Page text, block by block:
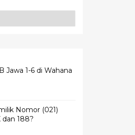
Jawa 1-6 di Wahana
Nomor (021)
dan 188?